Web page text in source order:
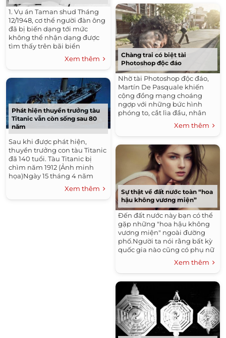
1. Vụ án Taman shud Tháng
12/1948, cơ thể người đàn ông
đã bị biến dạng tới mức
không thể nhận dạng được
tìm thấy trên bãi biển
Somerton (Adelaide). Ngoài
việc không thể nhận dạng
người...
Xem thêm
Phát hiện thuyền trưởng tàu
Titanic vẫn còn sống sau 80
năm
Sau khi được phát hiện,
thuyền trưởng con tàu Titanic
đã 140 tuổi. Tàu Titanic bị
chìm năm 1912 (Ảnh minh
họa)Ngày 15 tháng 4 năm
1912, con tàu sang trọng hiện
đại bậc nhất Châu Âu Titanic
đã bị chìm, kéo...
Xem thêm
Chàng trai có biệt tài
Photoshop độc đáo
Nhờ tài Photoshop độc đáo,
Martín De Pasquale khiến
cộng đồng mạng choáng
ngợp với những bức hình
phóng to, cắt lìa đầu, nhân
bản người.Theo My Modern
Met, Martín De Pasquale hiện
là chàng trai rất nổi...
Xem thêm
Sự thật về đất nước toàn “hoa
hậu không vương miện”
Đến đất nước này bạn có thể
gặp những "hoa hậu không
vương miện" ngoài đường
phố.Người ta nói rằng bất kỳ
quốc gia nào cũng có phụ nữ
đẹp. Đến đâu bạn cũng có
thể gặp được những...
Xem thêm